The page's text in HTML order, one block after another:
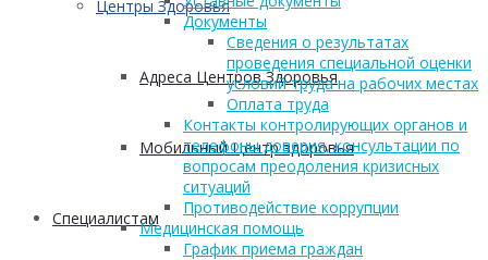
Центры Здоровья
Адреса Центров Здоровья
Мобильный Центр здоровья
Cпециалистам
Документы
Сведения о результатах
проведения специальной оценки
условий труда на рабочих местах
Оплата труда
Контакты контролирующих органов и
телефоны доверия, консультации по
вопросам преодоления кризисных
ситуаций
Противодействие коррупции
Медицинская помощь
График приема граждан